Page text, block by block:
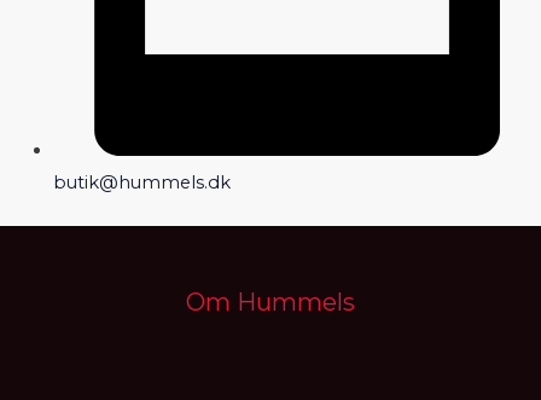
butik@hummels.dk
Om Hummels